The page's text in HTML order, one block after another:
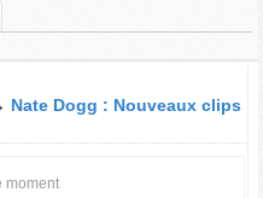
Nate Dogg : Nouveaux clips
moment